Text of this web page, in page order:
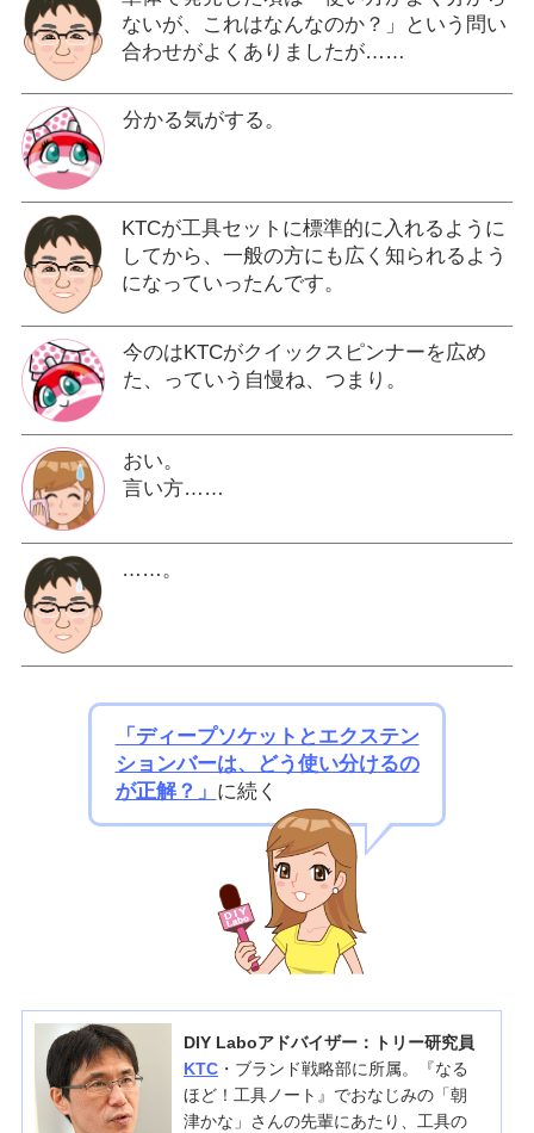
ないが、これはなんなのか？」という問い
合わせがよくありましたが……
分かる気がする。
KTCが工具セットに標準的に入れるように
してから、一般の方にも広く知られるよう
になっていったんです。
今のはKTCがクイックスピンナーを広め
た、っていう自慢ね、つまり。
おい。
言い方……
……。
「ディープソケットとエクステン
ションバーは、どう使い分けるの
が正解？」 に続く
DIY Laboアドバイザー：トリー研究員
KTC・ブランド戦略部に所属。『なる
ほど！工具ノート』でおなじみの「朝
津かな」さんの先輩にあたり、工具の